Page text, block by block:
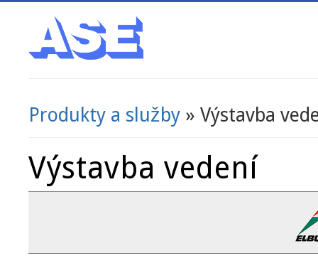
Jste zde
Produkty a služby » Výstavba
Výstavba vedení